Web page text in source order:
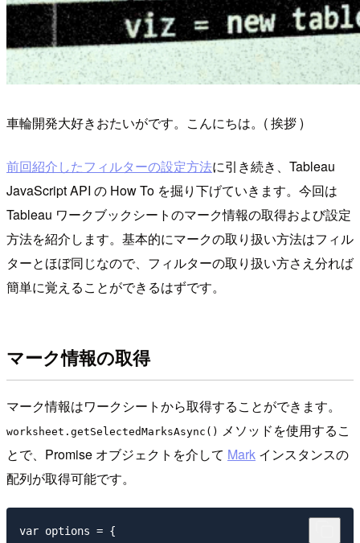
車輪開発大好きおたいがです。こんにちは。( 挨拶 )
前回紹介したフィルターの設定方法に引き続き、Tableau
JavaScript API の How To を掘り下げていきます。今回は
Tableau ワークブックシートのマーク情報の取得および設定
方法を紹介します。基本的にマークの取り扱い方法はフィル
ターとほぼ同じなので、フィルターの取り扱い方さえ分れば
簡単に覚えることができるはずです。
マーク情報の取得
マーク情報はワークシートから取得することができます。
worksheet.getSelectedMarksAsync() メソッドを使用するこ
とで、Promise オブジェクトを介して Mark インスタンスの
配列が取得可能です。
var options = {